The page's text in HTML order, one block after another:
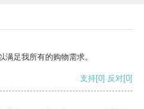
足我所有的购物需求。
支持[0] 反对[0]